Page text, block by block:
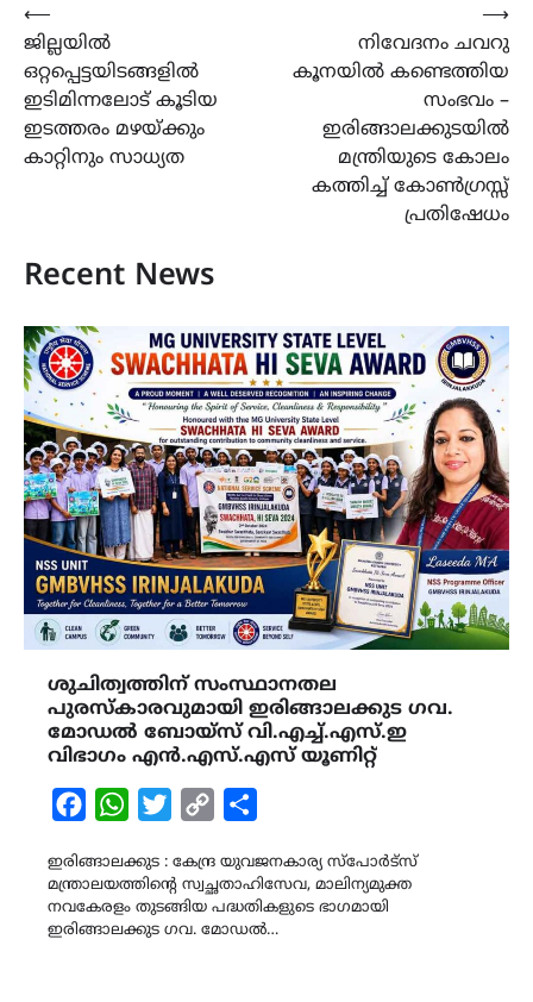
Post
navigation
⟵
ജില്ലയിൽ
ഒറ്റപ്പെട്ടയിടങ്ങളിൽ
ഇടിമിന്നലോട് കൂടിയ
ഇടത്തരം മഴയ്ക്കും
കാറ്റിനും സാധ്യത
നിവേദനം ചവറു
കൂനയിൽ കണ്ടെത്തിയ
സംഭവം –
ഇരിങ്ങാലക്കുടയിൽ
മന്ത്രിയുടെ കോലം
കത്തിച്ച് കോൺഗ്രസ്സ്
പ്രതിഷേധം
⟶
Recent News
ശുചിത്വത്തിന് സംസ്ഥാനതല
പുരസ്‌കാരവുമായി ഇരിങ്ങാലക്കുട ഗവ.
മോഡൽ ബോയ്‌സ് വി.എച്ച്.എസ്.ഇ
വിഭാഗം എൻ.എസ്.എസ് യൂണിറ്റ്
FacebookWhatsAppTwitterCopy
ഇരിങ്ങാലക്കുട : കേന്ദ്ര യുവജനകാര്യ സ്പോർട്സ്
മന്ത്രാലയത്തിൻ്റെ സ്വച്ഛതാഹിസേവ, മാലിന്യമുക്ത
നവകേരളം തുടങ്ങിയ പദ്ധതികളുടെ ഭാഗമായി
ഇരിങ്ങാലക്കുട ഗവ. മോഡൽ…